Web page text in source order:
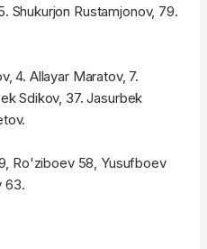
Shukurjon Rustamjonov, 79.
4. Allayar Maratov, 7.
Sdikov, 37. Jasurbek
Ro'ziboev 58, Yusufboev
63.